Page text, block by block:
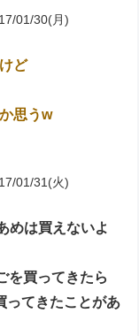
01/30(月)
ど
思うw
01/31(火)
めは買えないよ
を買ってきたら
ってきたことがあ